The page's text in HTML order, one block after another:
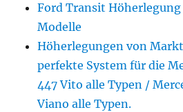
Ford Transit
Modelle
Höherlegungen von
perfekte System für die
447 Vito alle Typen /
Viano alle Typen.